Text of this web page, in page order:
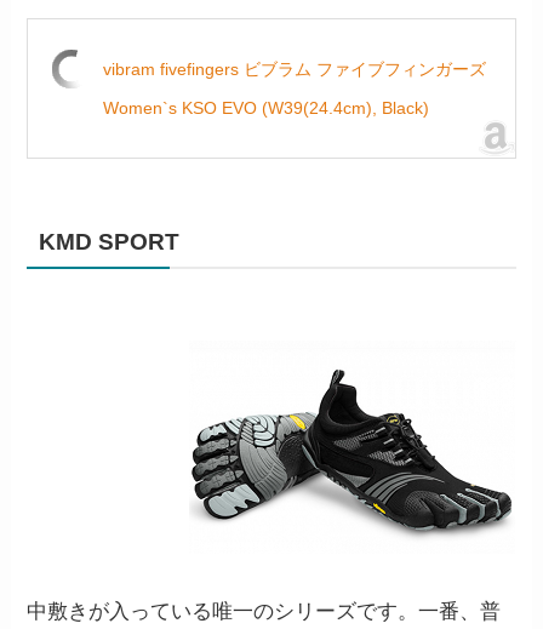
vibram fivefingers ビブラム ファイブフィンガーズ
Women`s KSO EVO (W39(24.4cm), Black)
KMD SPORT
中敷きが入っている唯一のシリーズです。一番、普